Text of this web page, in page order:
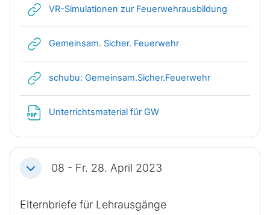
VR-Simulationen zur Feuerwehrausbildung
Gemeinsam. Sicher. FeuerwehrLink/URL
schubu: Gemeinsam.Sicher.FeuerwehrLink/URL
Unterrichtsmaterial für GW
Einklappen08 - Fr. 28. April 2023
Elternbriefe für Lehrausgänge